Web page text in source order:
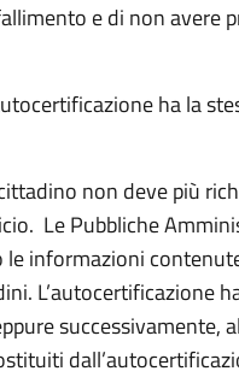
e di non avere
ha la
non deve più
Le Pubbliche
informazioni
L’autocertificazione
successivamente,